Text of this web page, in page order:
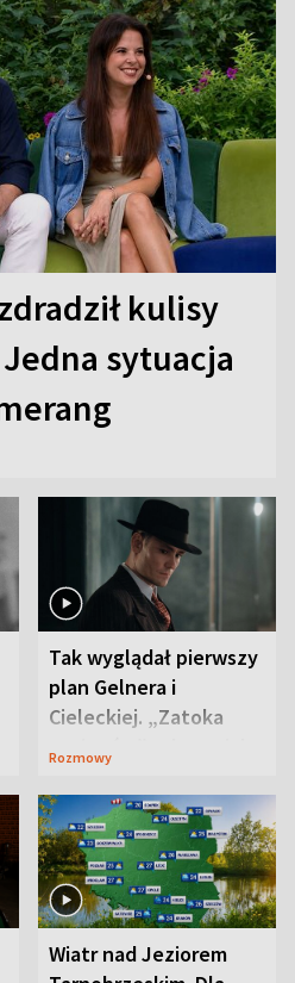
kulisy
sytuacja
Tak wyglądał pierwszy
plan Gelnera i
Cieleckiej. „Zatoka
szpiegów” od razu ich
Rozmowy
Wiatr nad Jeziorem